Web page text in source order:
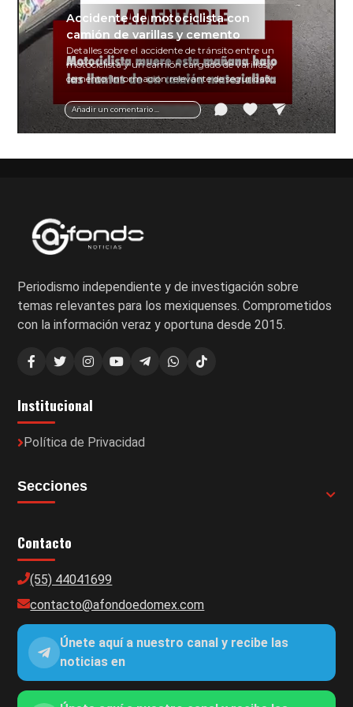
Añadir un comentario ...
Accidente de motociclista con
camión de varillas y cemento
Detalles sobre el accidente de tránsito entre un
motociclista y un camión cargado de varillas y
cemento. Información relevante de seguridad
vial y recomendaciones para motociclistas.
Periodismo independiente y de investigación sobre
temas relevantes para los mexiquenses. Comprometidos
con la información veraz y oportuna desde 2015.
Institucional
Política de Privacidad
Secciones
Contacto
(55) 44041699
contacto@afondoedomex.com
Únete aquí a nuestro canal y recibe las
noticias en